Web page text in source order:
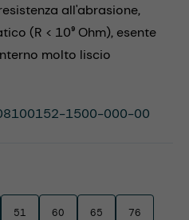
all'abrasione,
(R < 10⁹ Ohm), esente
molto liscio
51 60 65 76
1500-000-00